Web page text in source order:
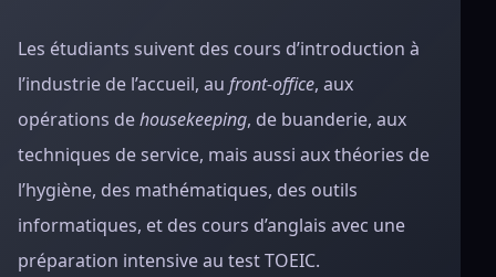
Les étudiants suivent des cours d’introduction à
l’industrie de l’accueil, au front-office, aux
opérations dehousekeeping, de buanderie, aux
techniques de service, mais aussi aux théories de
l’hygiène, des mathématiques, des outils
informatiques, et des cours d’anglais avec une
préparation intensive au test TOEIC.